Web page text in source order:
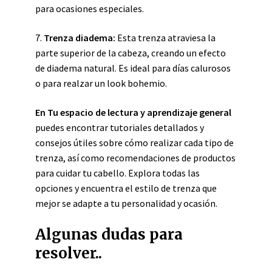
para ocasiones especiales.
7. Trenza diadema: Esta trenza atraviesa la
parte superior de la cabeza, creando un efecto
de diadema natural. Es ideal para días calurosos
o para realzar un look bohemio.
En Tu espacio de lectura y aprendizaje general
puedes encontrar tutoriales detallados y
consejos útiles sobre cómo realizar cada tipo de
trenza, así como recomendaciones de productos
para cuidar tu cabello. Explora todas las
opciones y encuentra el estilo de trenza que
mejor se adapte a tu personalidad y ocasión.
Algunas dudas para
resolver..